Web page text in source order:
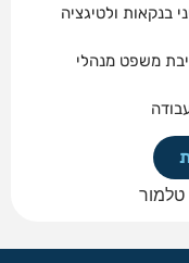
בנקאות ולטיגציה
משפט מנהלי